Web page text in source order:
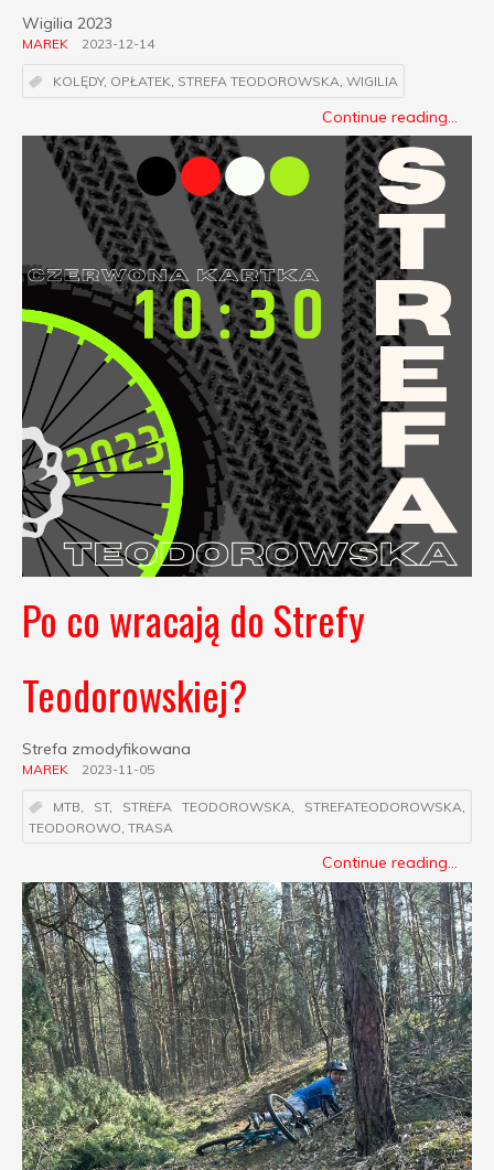
Wigilia 2023
MAREK 2023-12-14
KOLĘDY, OPŁATEK, STREFA TEODOROWSKA, WIGILIA
Continue reading...
Po co wracają do Strefy
Teodorowskiej?
Strefa zmodyfikowana
MAREK 2023-11-05
MTB, ST, STREFA TEODOROWSKA, STREFATEODOROWSKA,
TEODOROWO, TRASA
Continue reading...